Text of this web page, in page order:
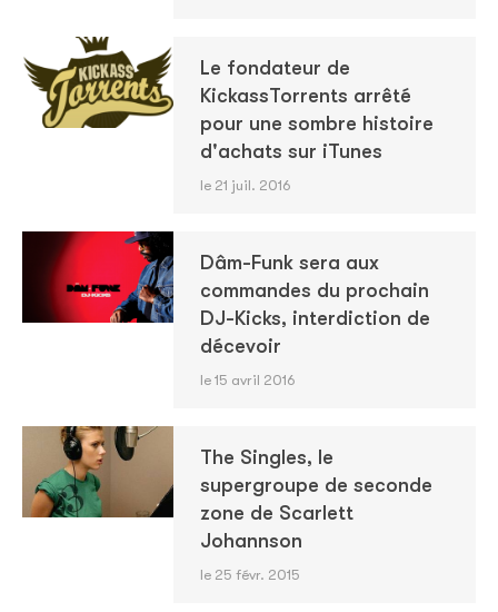
Le fondateur de
KickassTorrents arrêté
pour une sombre histoire
d'achats sur iTunes
le 21 juil. 2016
Dâm-Funk sera aux
commandes du prochain
DJ-Kicks, interdiction de
décevoir
le 15 avril 2016
The Singles, le
supergroupe de seconde
zone de Scarlett
Johannson
le 25 févr. 2015